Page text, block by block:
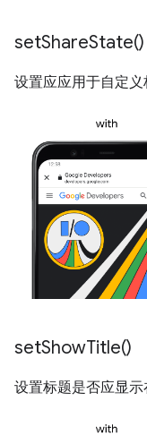
setShareState()
设置应应用于自定义
setShowTitle()
设置标题是否应显示